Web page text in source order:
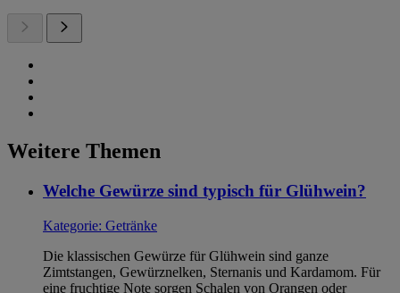
Weitere Themen
Welche Gewürze sind typisch für Glühwein?
Kategorie: Getränke
Die klassischen Gewürze für Glühwein sind ganze
Zimtstangen, Gewürznelken, Sternanis und Kardamom. Für
eine fruchtige Note sorgen Schalen von Orangen oder